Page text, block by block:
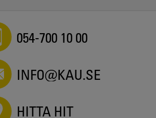
054-700 10 00
INFO@KAU.SE
HITTA HIT